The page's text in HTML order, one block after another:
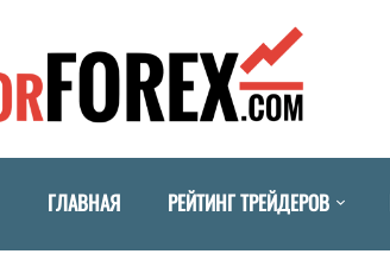
ГЛАВНАЯ РЕЙТИНГ ТРЕЙДЕРОВ